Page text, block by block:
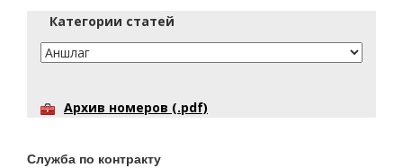
Категории статей
Архив номеров (.pdf)
Служба по контракту